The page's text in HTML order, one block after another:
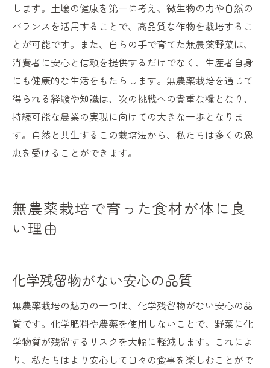
します。土壌の健康を第一に考え、微生物の力や自然の
バランスを活用することで、高品質な作物を栽培するこ
とが可能です。また、自らの手で育てた無農薬野菜は、
消費者に安心と信頼を提供するだけでなく、生産者自身
にも健康的な生活をもたらします。無農薬栽培を通じて
得られる経験や知識は、次の挑戦への貴重な糧となり、
持続可能な農業の実現に向けての大きな一歩となりま
す。自然と共生するこの栽培法から、私たちは多くの恩
恵を受けることができます。
無農薬栽培で育った食材が体に良
い理由
化学残留物がない安心の品質
無農薬栽培の魅力の一つは、化学残留物がない安心の品
質です。化学肥料や農薬を使用しないことで、野菜に化
学物質が残留するリスクを大幅に軽減します。これによ
り、私たちはより安心して日々の食事を楽しむことがで